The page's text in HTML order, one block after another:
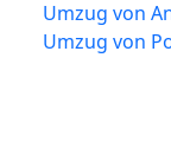
Umzug von
Umzug von